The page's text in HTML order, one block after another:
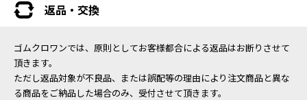
返品・交換
ゴムクロワンでは、原則としてお客様都合による返品はお断りさせて
頂きます。
ただし返品対象が不良品、または誤配等の理由により注文商品と異な
る商品をご納品した場合のみ、受付させて頂きます。